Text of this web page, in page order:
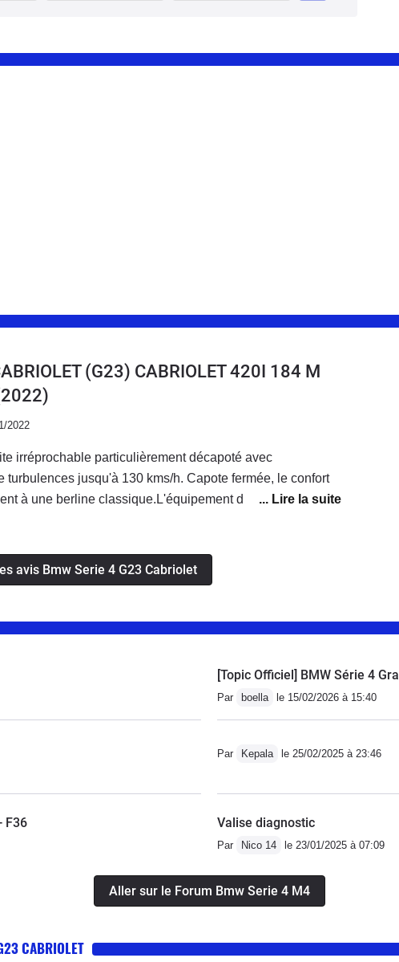
(G23) CABRIOLET 420I 184 M
2022
irréprochable particulièrement décapoté avec
turbulences jusqu'à 130 kms/h. Capote fermée, le confort
à une berline classique.L'équipement de série de la
est limitée mais c'est un cabriolet et à 2, un départ en
sans aucun problème, même décapoté.
avis Bmw Serie 4 G23 Cabriolet
[Topic Officiel] BMW Série 4
Par boella le 15/02/2026 à 15:40
Par Kepala le 25/02/2025 à 23:46
F36 Valise diagnostic
Par Nico 14 le 23/01/2025 à 07:09
Aller sur le Forum Bmw Serie 4 M4
CABRIOLET